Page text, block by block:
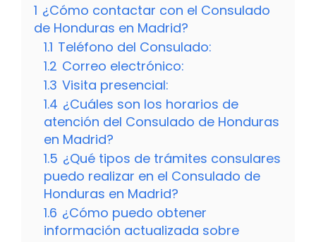
1 ¿Cómo contactar con el Consulado
de Honduras en Madrid?
1.1 Teléfono del Consulado:
1.2 Correo electrónico:
1.3 Visita presencial:
1.4 ¿Cuáles son los horarios de
atención del Consulado de Honduras
en Madrid?
1.5 ¿Qué tipos de trámites consulares
puedo realizar en el Consulado de
Honduras en Madrid?
1.6 ¿Cómo puedo obtener
información actualizada sobre